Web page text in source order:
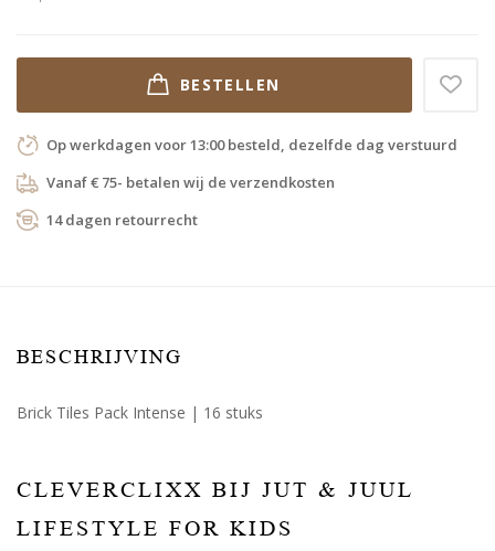
BESTELLEN
Op werkdagen voor 13:00 besteld, dezelfde dag verstuurd
Vanaf € 75- betalen wij de verzendkosten
14 dagen retourrecht
BESCHRIJVING
Brick Tiles Pack Intense | 16 stuks
CLEVERCLIXX BIJ JUT & JUUL
LIFESTYLE FOR KIDS